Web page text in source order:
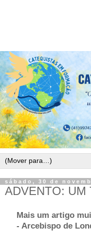
sábado, 30 de
ADVENTO: UM
Mais um artigo
- Arcebispo de